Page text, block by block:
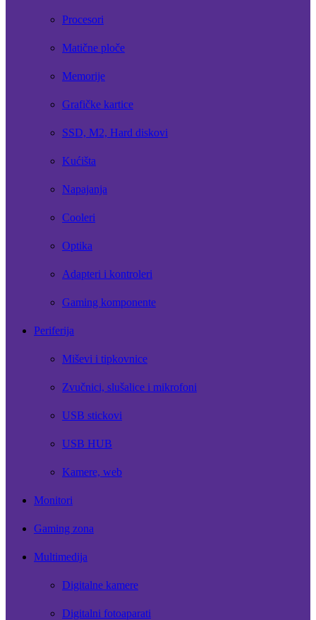
Procesori
Matične ploče
Memorije
Grafičke kartice
SSD, M2, Hard diskovi
Kućišta
Napajanja
Cooleri
Optika
Adapteri i kontroleri
Gaming komponente
Periferija
Miševi i tipkovnice
Zvučnici, slušalice i mikrofoni
USB stickovi
USB HUB
Kamere, web
Monitori
Gaming zona
Multimedija
Digitalne kamere
Digitalni fotoaparati